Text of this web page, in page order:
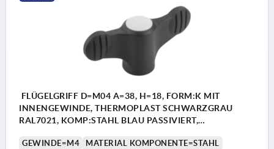
FLÜGELGRIFF D=M04 A=38, H=18, FORM:K MIT
INNENGEWINDE, THERMOPLAST SCHWARZGRAU
RAL7021, KOMP:STAHL BLAU PASSIVIERT,
GEWINDE=M4
MATERIAL KOMPONENTE=STAHL